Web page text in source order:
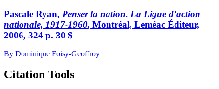
Pascale Ryan, Penser la nation. La Ligue d’action
nationale, 1917-1960, Montréal, Leméac Éditeur,
2006, 324 p. 30 $
By Dominique Foisy-Geoffroy
Citation Tools